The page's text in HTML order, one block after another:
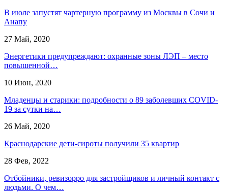
В июле запустят чартерную программу из Москвы в Сочи и
Анапу
27 Май, 2020
Энергетики предупреждают: охранные зоны ЛЭП – место
повышенной…
10 Июн, 2020
Младенцы и старики: подробности о 89 заболевших COVID-
19 за сутки на…
26 Май, 2020
Краснодарские дети-сироты получили 35 квартир
28 Фев, 2022
Отбойники, ревизорро для застройщиков и личный контакт с
людьми. О чем…